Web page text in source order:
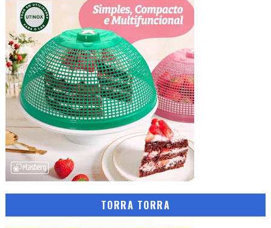
TORRA TORRA